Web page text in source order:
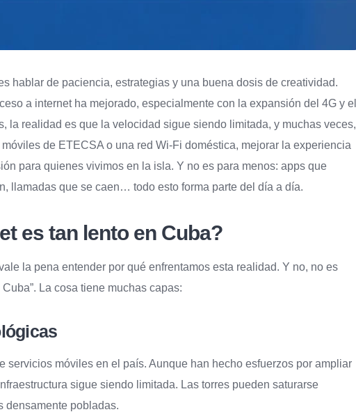
hablar de paciencia, estrategias y una buena dosis de creatividad.
a internet ha mejorado, especialmente con la expansión del 4G y el
la realidad es que la velocidad sigue siendo limitada, y muchas veces,
de ETECSA o una red Wi-Fi doméstica, mejorar la experiencia
para quienes vivimos en la isla. Y no es para menos: apps que
llamadas que se caen… todo esto forma parte del día a día.
es tan lento en Cuba?
la pena entender por qué enfrentamos esta realidad. Y no, no es
La cosa tiene muchas capas:
servicios móviles en el país. Aunque han hecho esfuerzos por ampliar
sigue siendo limitada. Las torres pueden saturarse
densamente pobladas.